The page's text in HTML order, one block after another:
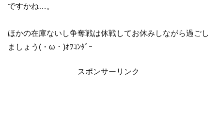
ですかね…。
ほかの在庫ないし争奪戦は休戦してお休みしながら過ごし
ましょう(・ω・)ｵﾜｺﾝﾀﾞｰ
スポンサーリンク